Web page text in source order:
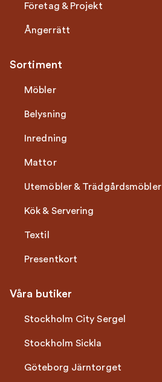
Företag & Projekt
Ångerrätt
Sortiment
Möbler
Belysning
Inredning
Mattor
Utemöbler & Trädgårdsmöbler
Kök & Servering
Textil
Presentkort
Våra butiker
Stockholm City Sergel
Stockholm Sickla
Göteborg Järntorget